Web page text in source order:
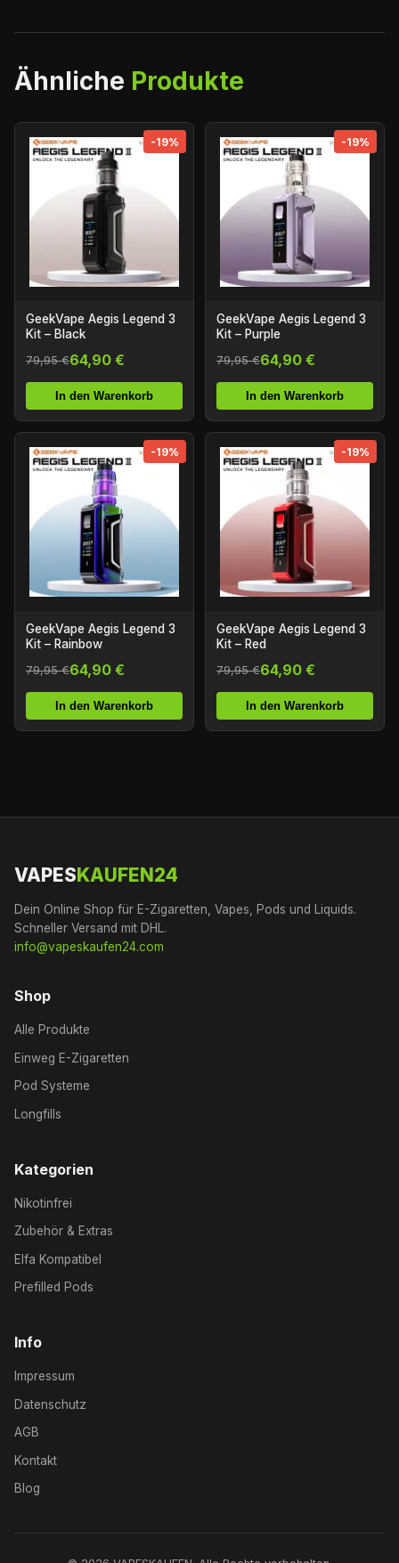
Ähnliche Produkte
-19%
GeekVape Aegis Legend 3
Kit – Black
79,95 €64,90 €
In den Warenkorb
-19%
GeekVape Aegis Legend 3
Kit – Purple
79,95 €64,90 €
In den Warenkorb
-19%
GeekVape Aegis Legend 3
Kit – Rainbow
79,95 €64,90 €
In den Warenkorb
-19%
GeekVape Aegis Legend 3
Kit – Red
79,95 €64,90 €
In den Warenkorb
VAPES KAUFEN24
Dein Online Shop für E-Zigaretten, Vapes, Pods und Liquids.
Schneller Versand mit DHL.
info@vapeskaufen24.com
Shop
Alle Produkte
Einweg E-Zigaretten
Pod Systeme
Longfills
Kategorien
Nikotinfrei
Zubehör & Extras
Elfa Kompatibel
Prefilled Pods
Info
Impressum
Datenschutz
AGB
Kontakt
Blog